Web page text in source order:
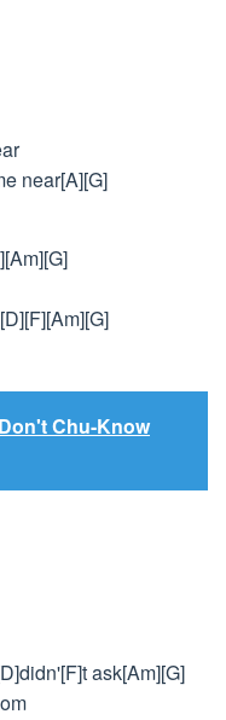
near[A][G]
Chu-Know
ask[Am][G]